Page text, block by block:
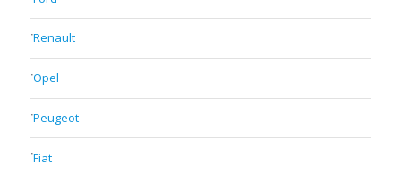
Renault
Opel
Peugeot
Fiat